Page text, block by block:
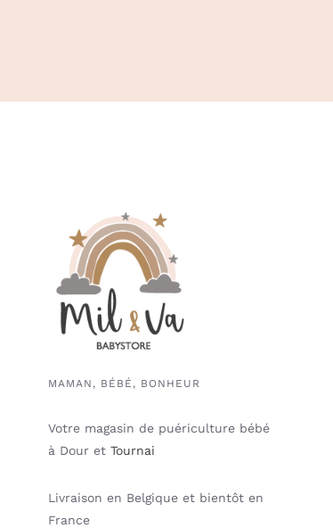
MAMAN, BÉBÉ, BONHEUR
Votre magasin de puériculture bébé
à Dour et Tournai
Livraison en Belgique et bientôt en
France